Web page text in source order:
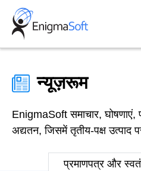
Skip
content
न्यूज़रूम
EnigmaSoft समाचार, घोषणाएं,
अद्यतन, जिसमें तृतीय-पक्ष उत्पाद
प्रमाणपत्र और